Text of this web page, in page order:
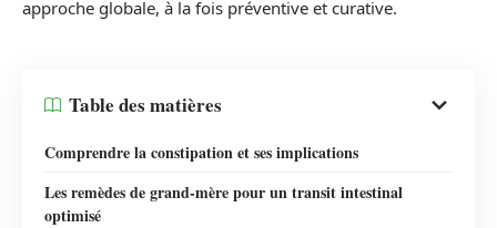
approche globale, à la fois préventive et curative.
Table des matières
Comprendre la constipation et ses implications
Les remèdes de grand-mère pour un transit intestinal
optimisé